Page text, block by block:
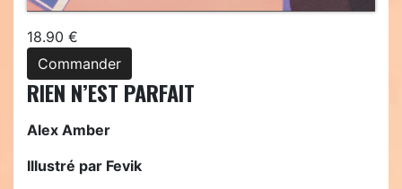
18.90 €
Commander
RIEN N’EST PARFAIT
Alex Amber
Illustré par Fevik